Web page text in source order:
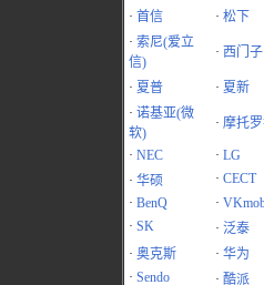
· 首信 · 松下
· 索尼(爱立
信)
· 西门子
· 夏普 · 夏新
· 诺基亚(微
软)
· 摩托
· NEC · LG
· 华硕 · CECT
· BenQ ·
· SK · 泛泰
· 奥克斯 · 华为
· Sendo · 酷派